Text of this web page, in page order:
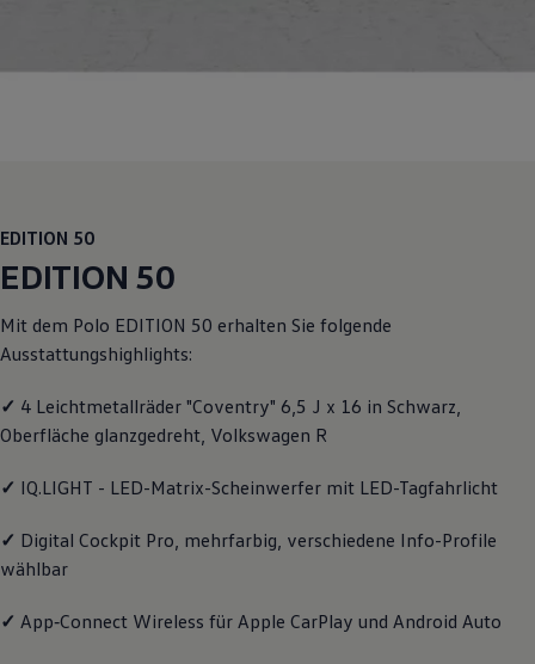
Digitale Extras
Volkswagen Apps, Login und Shop
Handy und Fahrzeug verbinden
Updates für Software, Karten und Radio
Vorgängermodelle
Kundeninformationen
Volkswagen Kundenbetreuung
Assistenzsysteme
Live Beratung
Magazin
Familie
EDITION 50
EDITION 50
Mit dem Polo EDITION 50 erhalten Sie folgende
Ausstattungshighlights:
✓ 4 Leichtmetallräder "Coventry" 6,5 J x 16 in Schwarz,
Oberfläche glanzgedreht, Volkswagen R
✓ IQ.LIGHT - LED-Matrix-Scheinwerfer mit LED-Tagfahrlicht
✓ Digital Cockpit Pro, mehrfarbig, verschiedene Info-Profile
wählbar
✓ App‑Connect Wireless für Apple CarPlay und Android Auto